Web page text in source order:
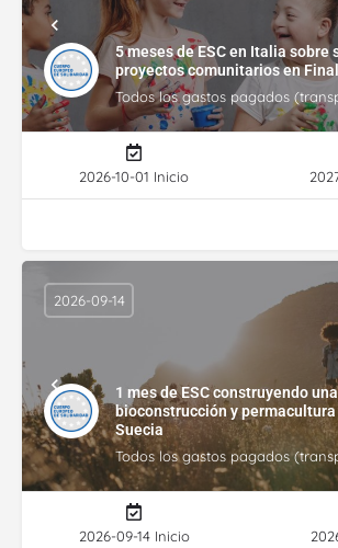
5 meses de ESC en Italia
proyectos comunitarios en
Todos los gastos pagados
2026-10-01 Inicio
1 mes de ESC construyendo
bioconstrucción y permacultura
Suecia
Todos los gastos pagados
2026-09-14
2026-09-14 Inicio